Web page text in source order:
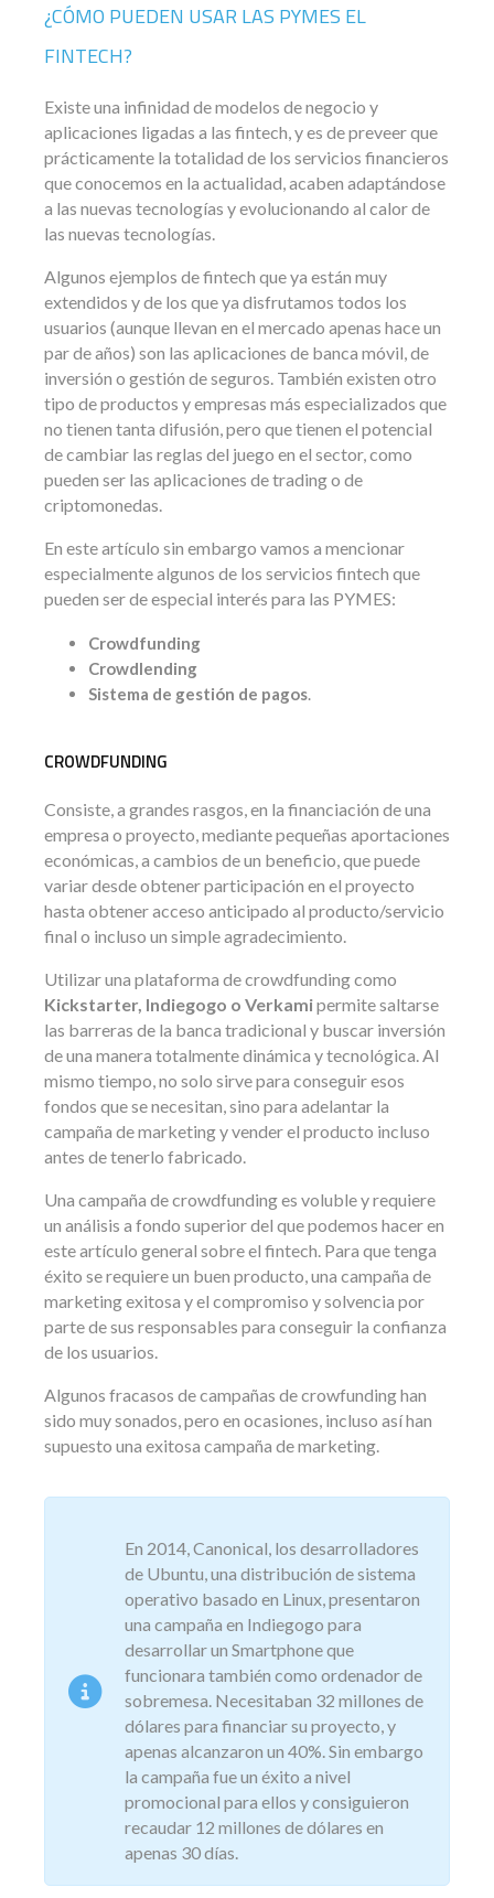
¿CÓMO PUEDEN USAR LAS PYMES EL
FINTECH?
Existe una infinidad de modelos de negocio y
aplicaciones ligadas a las fintech, y es de preveer que
prácticamente la totalidad de los servicios financieros
que conocemos en la actualidad, acaben adaptándose
a las nuevas tecnologías y evolucionando al calor de
las nuevas tecnologías.
Algunos ejemplos de fintech que ya están muy
extendidos y de los que ya disfrutamos todos los
usuarios (aunque llevan en el mercado apenas hace un
par de años) son las aplicaciones de banca móvil, de
inversión o gestión de seguros. También existen otro
tipo de productos y empresas más especializados que
no tienen tanta difusión, pero que tienen el potencial
de cambiar las reglas del juego en el sector, como
pueden ser las aplicaciones de trading o de
criptomonedas.
En este artículo sin embargo vamos a mencionar
especialmente algunos de los servicios fintech que
pueden ser de especial interés para las PYMES:
Crowdfunding
Crowdlending
Sistema de gestión de pagos.
CROWDFUNDING
Consiste, a grandes rasgos, en la financiación de una
empresa o proyecto, mediante pequeñas aportaciones
económicas, a cambios de un beneficio, que puede
variar desde obtener participación en el proyecto
hasta obtener acceso anticipado al producto/servicio
final o incluso un simple agradecimiento.
Utilizar una plataforma de crowdfunding como
Kickstarter, Indiegogo o Verkamipermite saltarse
las barreras de la banca tradicional y buscar inversión
de una manera totalmente dinámica y tecnológica. Al
mismo tiempo, no solo sirve para conseguir esos
fondos que se necesitan, sino para adelantar la
campaña de marketing y vender el producto incluso
antes de tenerlo fabricado.
Una campaña de crowdfunding es voluble y requiere
un análisis a fondo superior del que podemos hacer en
este artículo general sobre el fintech. Para que tenga
éxito se requiere un buen producto, una campaña de
marketing exitosa y el compromiso y solvencia por
parte de sus responsables para conseguir la confianza
de los usuarios.
Algunos fracasos de campañas de crowfunding han
sido muy sonados, pero en ocasiones, incluso así han
supuesto una exitosa campaña de marketing.
En 2014, Canonical, los desarrolladores
de Ubuntu, una distribución de sistema
operativo basado en Linux, presentaron
una campaña en Indiegogo para
desarrollar un Smartphone que
funcionara también como ordenador de
sobremesa. Necesitaban 32 millones de
dólares para financiar su proyecto, y
apenas alcanzaron un 40%. Sin embargo
la campaña fue un éxito a nivel
promocional para ellos y consiguieron
recaudar 12 millones de dólares en
apenas 30 días.